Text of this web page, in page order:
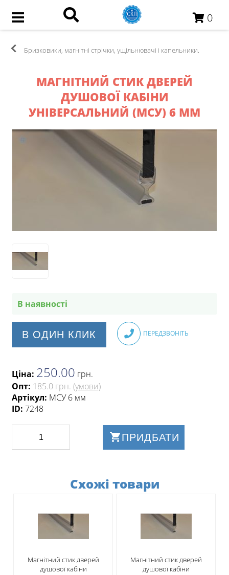
0
Бризковики, магнітні стрічки, ущільнювачі і капельники.
МАГНІТНИЙ СТИК ДВЕРЕЙ
ДУШОВОЇ КАБІНИ
УНІВЕРСАЛЬНИЙ (МСУ) 6 ММ
В наявності
В ОДИН КЛИК ПЕРЕДЗВОНІТЬ
Ціна: 250.00 грн.
Опт: 185.0 грн. (умови)
Артікул: МСУ 6 мм
ID: 7248
ПРИДБАТИ
Схожі товари
Магнітний стик дверей
душової кабіни
Магнітний стик дверей
душової кабіни